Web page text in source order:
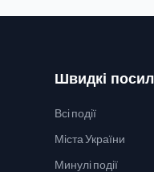
Швидкі
Всі події
Міста України
Минулі події